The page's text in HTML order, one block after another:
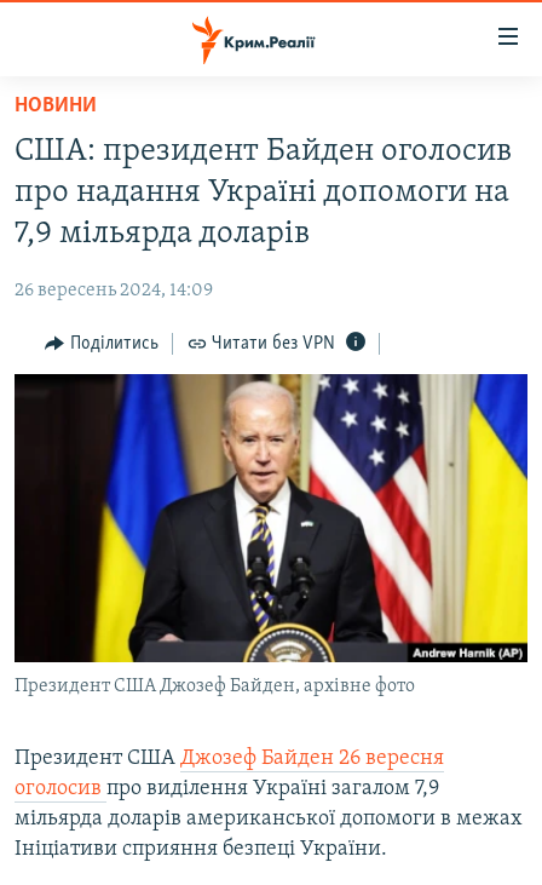
Перейти
основного
матеріалу
Перейти
до
основної
навігації
Перейти
до
ВОДА.КРИМ
ВІДЕО ТА ФОТО
БЛОГИ
ПОГЛЯД
ІНТЕРВ'Ю
ВСЕ ЗА ДЕНЬ
СПЕЦПРОЕКТИ
ДЕПОРТАЦІЯ
ВІДЕОУРОКИ «ELIFBE»
СВІДЧЕННЯ ОКУПАЦІЇ
УКРАЇНСЬКА ПРОБЛЕМА КРИМУ
ІНФОГРАФІКА
ЯК ОБІЙТИ БЛОКУВАННЯ
Русский
Qırımtatar
ДОЛУЧАЙСЯ!
Усі сайти RFE/RL
НОВИНИ
США: президент Байден оголосив
про надання Україні допомоги на
7,9 мільярда доларів
26 вересень 2024, 14:09
Поділитись Читати без VPN
Президент США Джозеф Байден, архівне фото
Президент США Джозеф Байден 26 вересня
оголосив про виділення Україні загалом 7,9
мільярда доларів американської допомоги в межах
Ініціативи сприяння безпеці України.